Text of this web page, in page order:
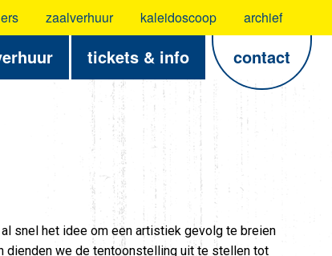
zaalverhuur kaleidoscoop archief
tickets & info contact
snel het idee om een artistiek gevolg te breien
dienden we de tentoonstelling uit te stellen tot